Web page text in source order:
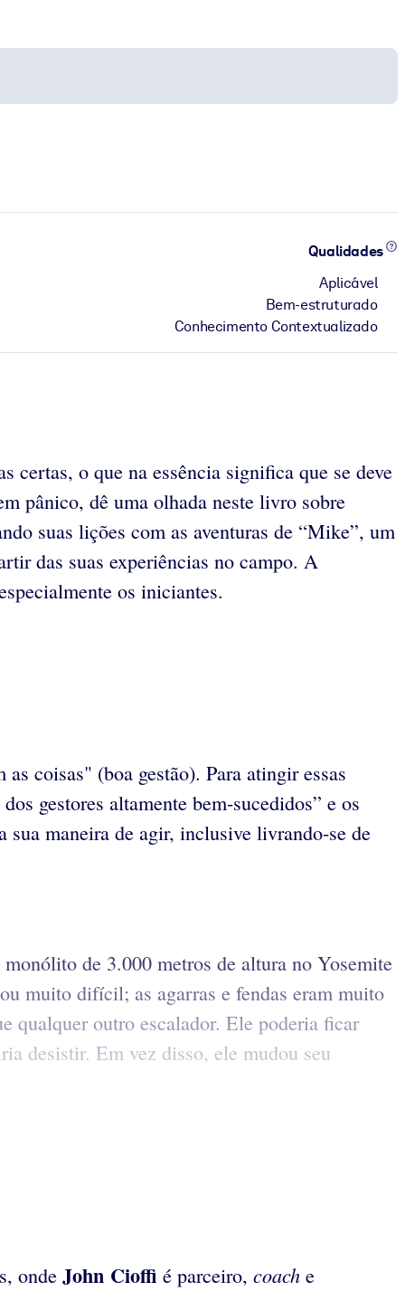
Qualidades
Aplicável
Bem-estruturado
Conhecimento Contextualizado
certas, o que na essência significa que se deve
pânico, dê uma olhada neste livro sobre
suas lições com as aventuras de “Mike”, um
das suas experiências no campo. A
os iniciantes.
coisas" (boa gestão). Para atingir essas
gestores altamente bem-sucedidos” e os
sua maneira de agir, inclusive livrando-se de
de 3.000 metros de altura no Yosemite
muito difícil; as agarras e fendas eram muito
qualquer outro escalador. Ele poderia ficar
desistir. Em vez disso, ele mudou seu
onde John Cioffi é parceiro, coach e